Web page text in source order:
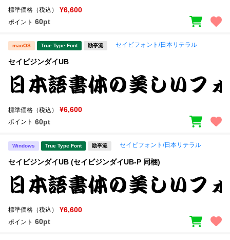
標準価格（税込） ¥6,600
ポイント 60pt
macOS True Type Font 勘亭流 セイビフォント/日本リテラル
セイビジンダイUB
標準価格（税込） ¥6,600
ポイント 60pt
Windows True Type Font 勘亭流 セイビフォント/日本リテラル
セイビジンダイUB (セイビジンダイUB-P 同梱)
標準価格（税込） ¥6,600
ポイント 60pt